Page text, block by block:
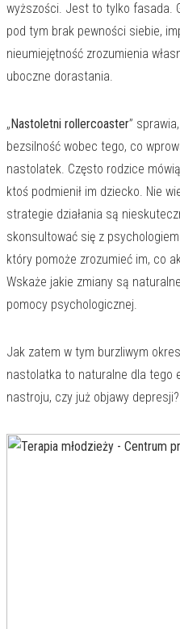
wyższości. Jest to tylko fasada.
pod tym brak pewności siebie,
nieumiejętność zrozumienia
uboczne dorastania.
„Nastoletni rollercoaster”
bezsilność wobec tego, co
nastolatek. Często rodzice
ktoś podmienił im dziecko. Nie
strategie działania są
skonsultować się z
który pomoże zrozumieć im, co
Wskaże jakie zmiany są
pomocy psychologicznej.
Jak zatem w tym burzliwym
nastolatka to naturalne dla tego
nastroju, czy już objawy depresji?